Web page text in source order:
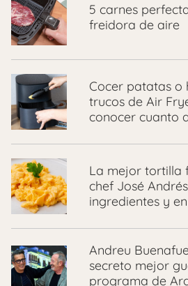
5 carnes
freidora de aire
Cocer patatas o
trucos de Air
conocer cuanto
La mejor tortilla
chef José
ingredientes y
Andreu
secreto mejor
programa de